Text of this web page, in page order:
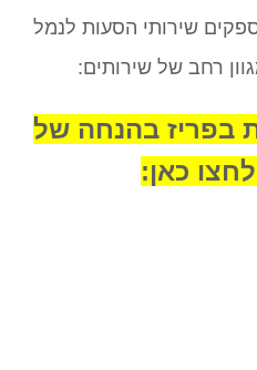
שירותי הסעות לנמל
רחב של שירותים:
בפריז בהנחה של